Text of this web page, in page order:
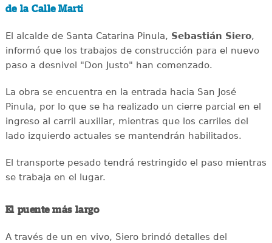
de la Calle Martí
El alcalde de Santa Catarina Pinula, Sebastián Siero,
informó que los trabajos de construcción para el nuevo
paso a desnivel "Don Justo" han comenzado.
La obra se encuentra en la entrada hacia San José
Pinula, por lo que se ha realizado un cierre parcial en el
ingreso al carril auxiliar, mientras que los carriles del
lado izquierdo actuales se mantendrán habilitados.
El transporte pesado tendrá restringido el paso mientras
se trabaja en el lugar.
El puente más largo
A través de un en vivo, Siero brindó detalles del